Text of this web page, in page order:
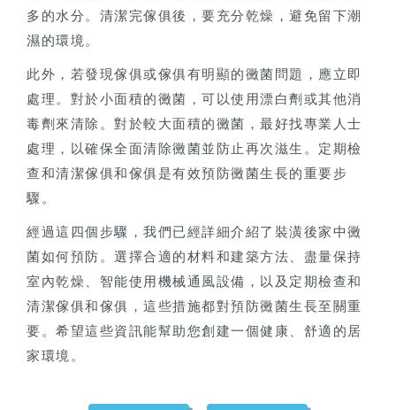
多的水分。清潔完傢俱後，要充分乾燥，避免留下潮
濕的環境。
此外，若發現傢俱或傢俱有明顯的黴菌問題，應立即
處理。對於小面積的黴菌，可以使用漂白劑或其他消
毒劑來清除。對於較大面積的黴菌，最好找專業人士
處理，以確保全面清除黴菌並防止再次滋生。定期檢
查和清潔傢俱和傢俱是有效預防黴菌生長的重要步
驟。
經過這四個步驟，我們已經詳細介紹了裝潢後家中黴
菌如何預防。選擇合適的材料和建築方法、盡量保持
室內乾燥、智能使用機械通風設備，以及定期檢查和
清潔傢俱和傢俱，這些措施都對預防黴菌生長至關重
要。希望這些資訊能幫助您創建一個健康、舒適的居
家環境。